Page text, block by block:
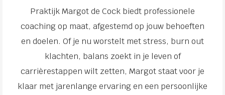
Praktijk Margot de Cock biedt professionele
coaching op maat, afgestemd op jouw behoeften
en doelen. Of je nu worstelt met stress, burn out
klachten, balans zoekt in je leven of
carrièrestappen wilt zetten, Margot staat voor je
klaar met jarenlange ervaring en een persoonlijke